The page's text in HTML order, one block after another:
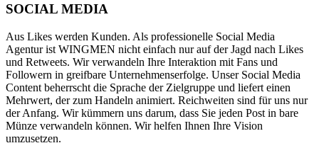
SOCIAL MEDIA
Aus Likes werden Kunden. Als professionelle Social Media
Agentur ist WINGMEN nicht einfach nur auf der Jagd nach Likes
und Retweets. Wir verwandeln Ihre Interaktion mit Fans und
Followern in greifbare Unternehmenserfolge. Unser Social Media
Content beherrscht die Sprache der Zielgruppe und liefert einen
Mehrwert, der zum Handeln animiert. Reichweiten sind für uns nur
der Anfang. Wir kümmern uns darum, dass Sie jeden Post in bare
Münze verwandeln können. Wir helfen Ihnen Ihre Vision
umzusetzen.